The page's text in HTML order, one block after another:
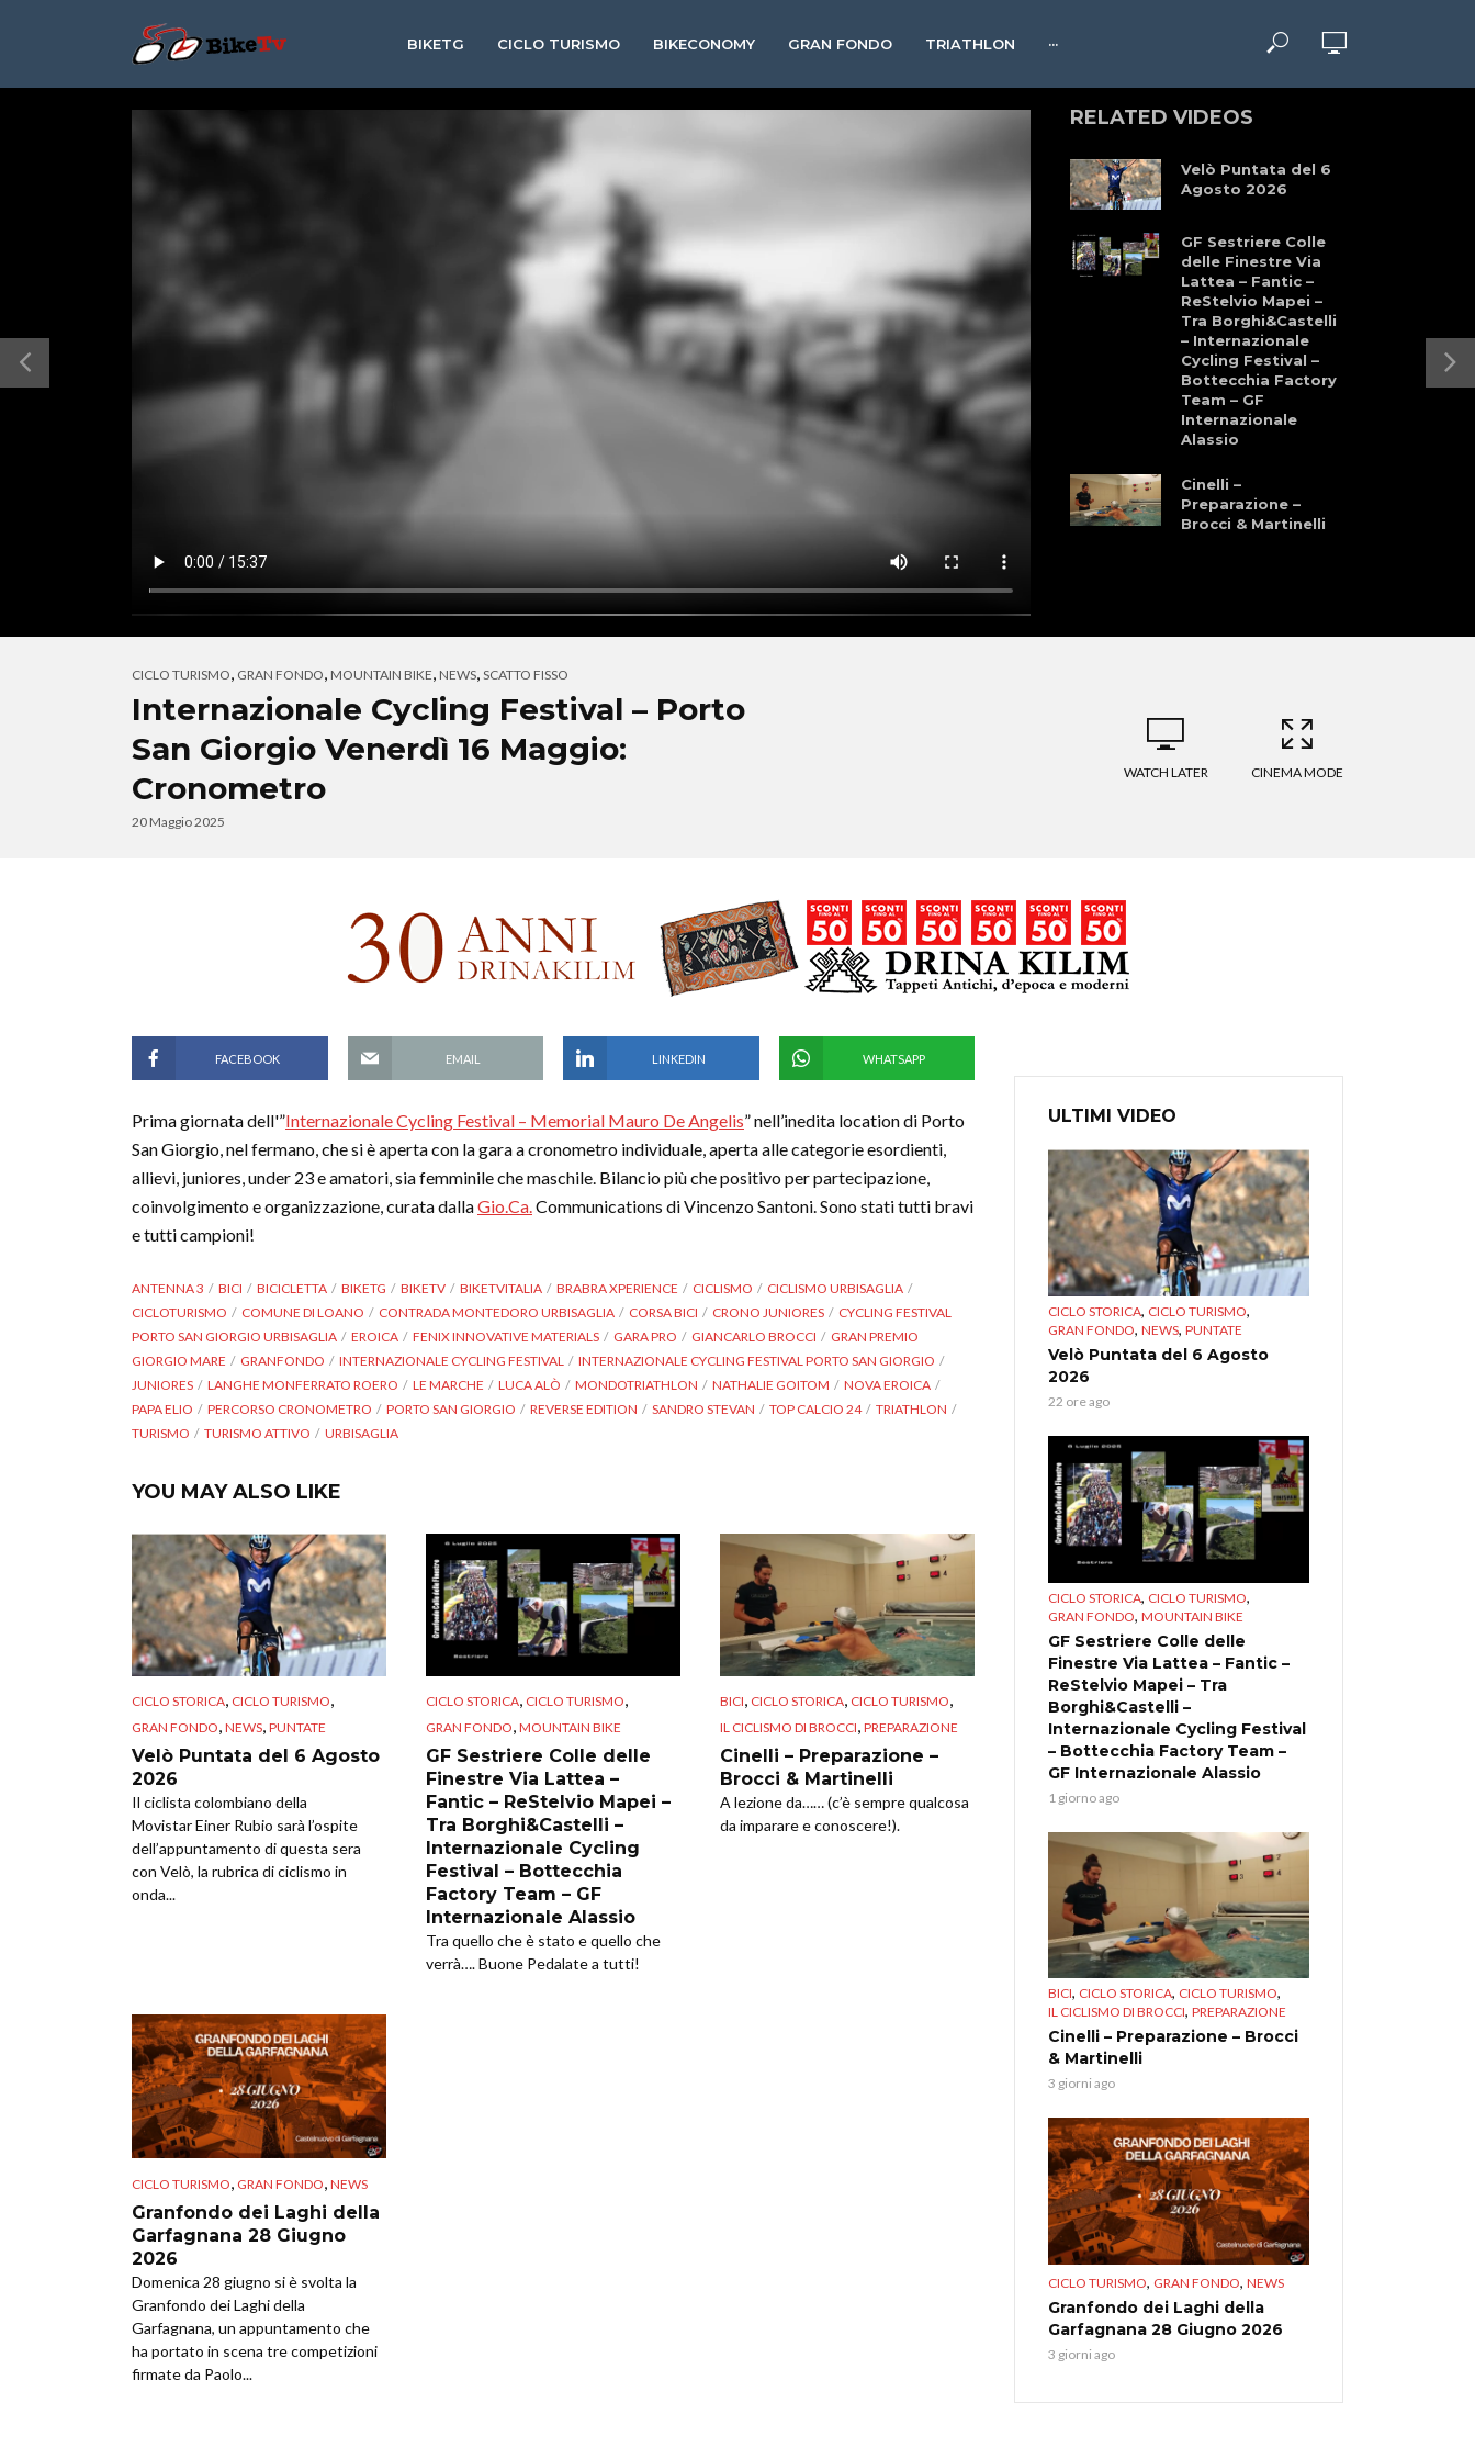
BIKETG CICLO TURISMO BIKECONOMY GRAN FONDO TRIATHLON ···
RELATED VIDEOS
Velò Puntata del 6
Agosto 2026
GF Sestriere Colle
delle Finestre Via
Lattea – Fantic –
ReStelvio Mapei –
Tra Borghi&Castelli
– Internazionale
Cycling Festival –
Bottecchia Factory
Team – GF
Internazionale
Alassio
Cinelli –
Preparazione –
Brocci & Martinelli
CICLO TURISMO, GRAN FONDO, MOUNTAIN BIKE, NEWS, SCATTO FISSO
Internazionale Cycling Festival – Porto
San Giorgio Venerdì 16 Maggio:
Cronometro
20 Maggio 2025
WATCH LATER CINEMA MODE
FACEBOOK EMAIL LINKEDIN WHATSAPP
Prima giornata dell'”Internazionale Cycling Festival – Memorial Mauro De Angelis” nell’inedita location di Porto
San Giorgio, nel fermano, che si è aperta con la gara a cronometro individuale, aperta alle categorie esordienti,
allievi, juniores, under 23 e amatori, sia femminile che maschile. Bilancio più che positivo per partecipazione,
coinvolgimento e organizzazione, curata dallaGio.Ca.Communications di Vincenzo Santoni. Sono stati tutti bravi
e tutti campioni!
ANTENNA 3 BICI BICICLETTA BIKETG BIKETV BIKETVITALIA BRABRA XPERIENCE CICLISMO
CICLISMO URBISAGLIA
CICLOTURISMO
COMUNE DI LOANO CONTRADA MONTEDORO URBISAGLIA CORSA BICI CRONO JUNIORES
CYCLING FESTIVAL
PORTO SAN GIORGIO URBISAGLIA
EROICA FENIX INNOVATIVE MATERIALS GARA PRO GIANCARLO BROCCI
GRAN PREMIO
GIORGIO MARE
GRANFONDO INTERNAZIONALE CYCLING FESTIVAL
INTERNAZIONALE CYCLING FESTIVAL PORTO SAN GIORGIO
JUNIORES
LANGHE MONFERRATO ROERO LE MARCHE LUCA ALÒ MONDOTRIATHLON NATHALIE GOITOM
NOVA EROICA
PAPA ELIO
PERCORSO CRONOMETRO PORTO SAN GIORGIO REVERSE EDITION SANDRO STEVAN TOP CALCIO 24
TRIATHLON
TURISMO
TURISMO ATTIVO URBISAGLIA
YOU MAY ALSO LIKE
CICLO STORICA, CICLO TURISMO,
GRAN FONDO, NEWS, PUNTATE
Velò Puntata del 6 Agosto
2026
Il ciclista colombiano della
Movistar Einer Rubio sarà l’ospite
dell’appuntamento di questa sera
con Velò, la rubrica di ciclismo in
onda...
CICLO STORICA, CICLO TURISMO,
GRAN FONDO, MOUNTAIN BIKE
GF Sestriere Colle delle
Finestre Via Lattea –
Fantic – ReStelvio Mapei –
Tra Borghi&Castelli –
Internazionale Cycling
Festival – Bottecchia
Factory Team – GF
Internazionale Alassio
Tra quello che è stato e quello che
verrà…. Buone Pedalate a tutti!
BICI, CICLO STORICA, CICLO TURISMO,
IL CICLISMO DI BROCCI, PREPARAZIONE
Cinelli – Preparazione –
Brocci & Martinelli
A lezione da…… (c’è sempre qualcosa
da imparare e conoscere!).
CICLO TURISMO GRAN FONDO NEWS
Granfondo dei Laghi della
Garfagnana 28 Giugno
2026
Domenica 28 giugno si è svolta la
Granfondo dei Laghi della
Garfagnana, un appuntamento che
ha portato in scena tre competizioni
firmate da Paolo...
ULTIMI VIDEO
CICLO STORICA, CICLO TURISMO,
GRAN FONDO, NEWS, PUNTATE
Velò Puntata del 6 Agosto
2026
22 ore ago
CICLO STORICA, CICLO TURISMO,
GRAN FONDO, MOUNTAIN BIKE
GF Sestriere Colle delle
Finestre Via Lattea – Fantic –
ReStelvio Mapei – Tra
Borghi&Castelli –
Internazionale Cycling Festival
– Bottecchia Factory Team –
GF Internazionale Alassio
1 giorno ago
BICI, CICLO STORICA, CICLO TURISMO,
IL CICLISMO DI BROCCI, PREPARAZIONE
Cinelli – Preparazione – Brocci
& Martinelli
3 giorni ago
CICLO TURISMO, GRAN FONDO, NEWS
Granfondo dei Laghi della
Garfagnana 28 Giugno 2026
3 giorni ago